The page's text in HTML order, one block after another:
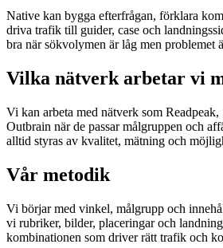
Native kan bygga efterfrågan, förklara
driva trafik till guider, case och
bra när sökvolymen är låg men problemet
Vilka nätverk arbetar vi
Vi kan arbeta med nätverk som Readpeak,
Outbrain när de passar målgruppen och
alltid styras av kvalitet, mätning och
Vår metodik
Vi börjar med vinkel, målgrupp och
vi rubriker, bilder, placeringar och
kombinationen som driver rätt trafik och